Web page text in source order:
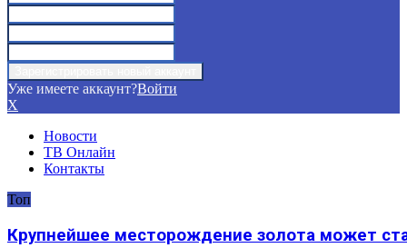
Уже имеете аккаунт?Войти
X
Новости
ТВ Онлайн
Контакты
Топ
Крупнейшее месторождение золота может